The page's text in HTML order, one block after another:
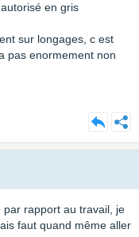
en gris
sur longages, c est
pas enormement non
par rapport au travail, je
faut quand même aller